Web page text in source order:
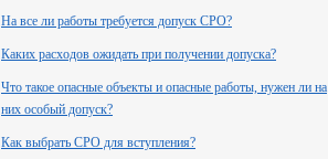
На все ли работы требуется допуск СРО?
Каких расходов ожидать при получении допуска?
Что такое опасные объекты и опасные работы, нужен ли на
них особый допуск?
Как выбрать СРО для вступления?